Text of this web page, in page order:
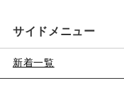
サイドメニュー
新着一覧